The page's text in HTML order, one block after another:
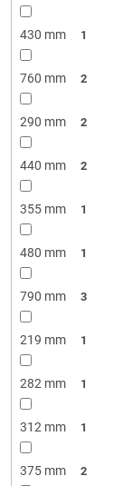
430 mm 1
760 mm 2
290 mm 2
440 mm 2
355 mm 1
480 mm 1
790 mm 3
219 mm 1
282 mm 1
312 mm 1
375 mm 2